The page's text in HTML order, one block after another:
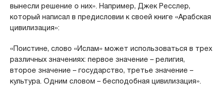
вынесли решение о них». Например, Джек Ресслер,
который написал в предисловии к своей книге «Арабская
цивилизация»:
«Поистине, слово «Ислам» может использоваться в трех
различных значениях: первое значение – религия,
второе значение – государство, третье значение –
культура. Одним словом – бесподобная цивилизация».